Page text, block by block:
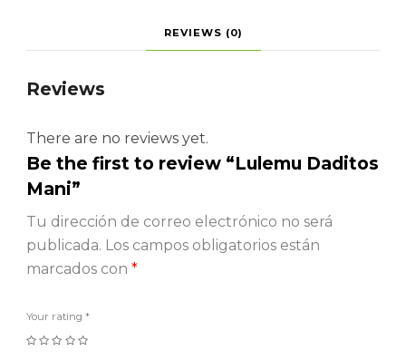
REVIEWS (0)
Reviews
There are no reviews yet.
Be the first to review “Lulemu Daditos
Mani”
Tu dirección de correo electrónico no será
publicada. Los campos obligatorios están
marcados con *
Your rating *
1 2 3